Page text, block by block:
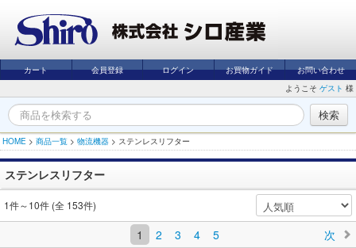
カート 会員登録 ログイン お買物ガイド
お問い合わせ
ようこそ ゲスト 様
HOME > 商品一覧 > 物流機器 > ステンレスリフター
ステンレスリフター
1件～10件 (全 153件)
1 2 3 4 5 次